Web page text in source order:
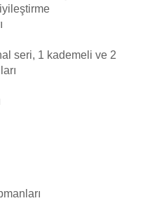
seri, 1 kademeli ve 2